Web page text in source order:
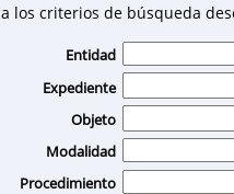
los criterios de búsqueda
Entidad
Expediente
Objeto
Modalidad
Procedimiento